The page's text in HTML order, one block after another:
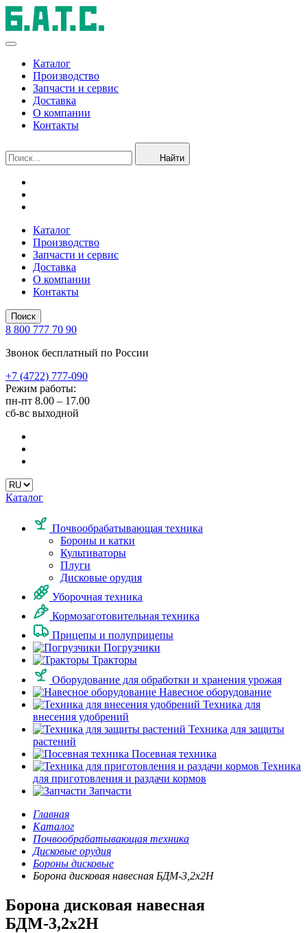
Каталог
Производство
Запчасти и сервис
Доставка
О компании
Контакты
Найти
Каталог
Производство
Запчасти и сервис
Доставка
О компании
Контакты
Поиск
8 800 777 70 90
Звонок бесплатный по России
+7 (4722) 777-090
Режим работы:
пн-пт 8.00 – 17.00
сб-вс выходной
Каталог
Почвообрабатывающая техника
Бороны и катки
Культиваторы
Плуги
Дисковые орудия
Уборочная техника
Кормозаготовительная техника
Прицепы и полуприцепы
Погрузчики
Тракторы
Оборудование для обработки и хранения урожая
Навесное оборудование
Техника для
внесения удобрений
Техника для защиты
растений
Посевная техника
Техника
для приготовления и раздачи кормов
Запчасти
Главная
Каталог
Почвообрабатывающая техника
Дисковые орудия
Бороны дисковые
Борона дисковая навесная БДМ-3,2х2Н
Борона дисковая навесная
БДМ-3,2х2Н